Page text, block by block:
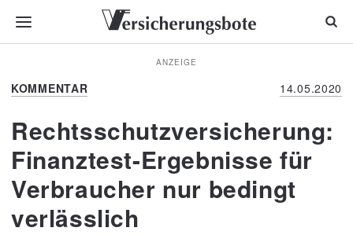
ANZEIGE
KOMMENTAR 14.05.2020
Rechtsschutzversicherung:
Finanztest-Ergebnisse für
Verbraucher nur bedingt
verlässlich